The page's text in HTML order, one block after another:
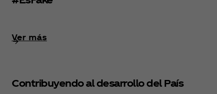
Ver más
Contribuyendo al desarrollo del País